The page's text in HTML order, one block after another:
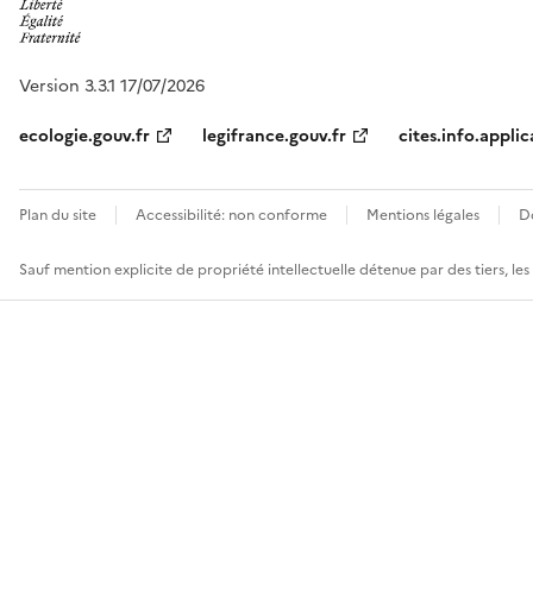
Version 3.3.1 17/07/2026
ecologie.gouv.fr
legifrance.gouv.fr
Plan du site Accessibilité: non conforme Mentions légales
Sauf mention explicite de propriété intellectuelle détenue par des tiers,